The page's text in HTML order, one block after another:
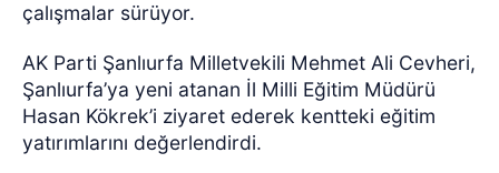
çalışmalar sürüyor.
AK Parti Şanlıurfa Milletvekili Mehmet Ali Cevheri,
Şanlıurfa’ya yeni atanan İl Milli Eğitim Müdürü
Hasan Kökrek’i ziyaret ederek kentteki eğitim
yatırımlarını değerlendirdi.